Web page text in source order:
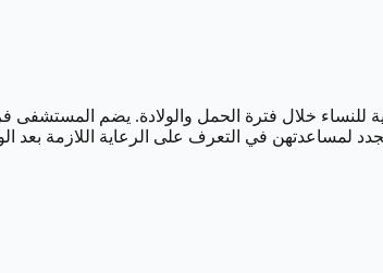
خلال فترة الحمل والولادة. يضم المستشفى
لمساعدتهن في التعرف على الرعاية اللازمة بعد